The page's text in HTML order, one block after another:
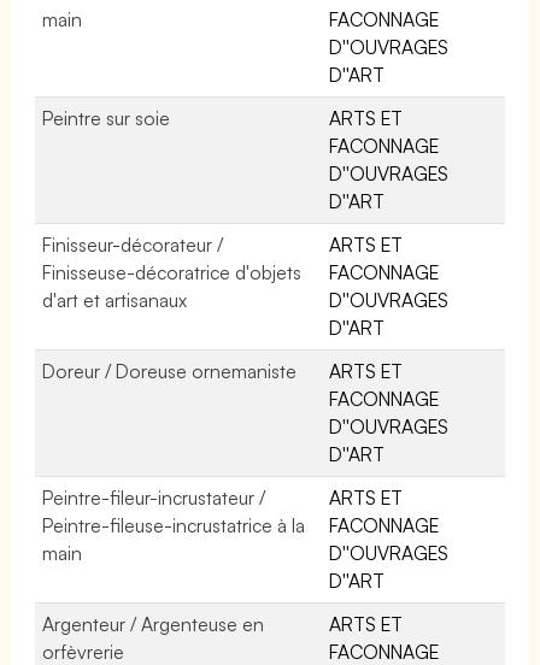
main
FACONNAGE
D''OUVRAGES
D''ART
Peintre sur soie
ARTS ET
FACONNAGE
D''OUVRAGES
D''ART
Finisseur-décorateur /
Finisseuse-décoratrice d'objets
d'art et artisanaux
ARTS ET
FACONNAGE
D''OUVRAGES
D''ART
Doreur / Doreuse ornemaniste
ARTS ET
FACONNAGE
D''OUVRAGES
D''ART
Peintre-fileur-incrustateur /
Peintre-fileuse-incrustatrice à la
main
ARTS ET
FACONNAGE
D''OUVRAGES
D''ART
Argenteur / Argenteuse en
orfèvrerie
ARTS ET
FACONNAGE